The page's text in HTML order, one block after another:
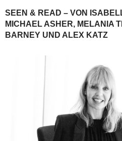
SEEN & READ – VON
MICHAEL ASHER, MELANIA
BARNEY UND ALEX KATZ